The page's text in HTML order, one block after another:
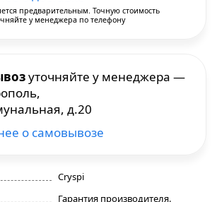
Cryspi
Гарантия производителя.
предварительным. Точную стоимость
у менеджера по телефону
уточняйте у менеджера —
д.20
о самовывозе